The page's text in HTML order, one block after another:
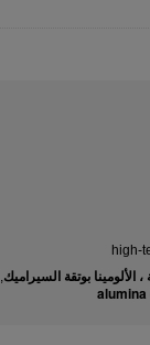
بوتقة السيراميك,